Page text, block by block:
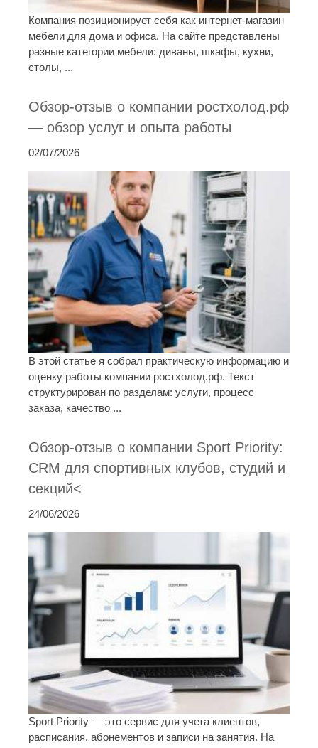
Компания позиционирует себя как интернет-магазин
мебели для дома и офиса. На сайте представлены
разные категории мебели: диваны, шкафы, кухни,
столы, ...
Обзор-отзыв о компании ростхолод.рф
— обзор услуг и опыта работы
02/07/2026
В этой статье я собрал практическую информацию и
оценку работы компании ростхолод.рф. Текст
структурирован по разделам: услуги, процесс
заказа, качество ...
Обзор-отзыв о компании Sport Priority:
CRM для спортивных клубов, студий и
секций<
24/06/2026
Sport Priority — это сервис для учета клиентов,
расписания, абонементов и записи на занятия. На